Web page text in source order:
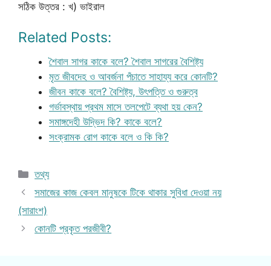
সঠিক উত্তর : খ) ভাইরাল
Related Posts:
শৈবাল সাগর কাকে বলে? শৈবাল সাগরের বৈশিষ্ট্য
মৃত জীবদেহ ও আবর্জনা পঁচাতে সাহায্য করে কোনটি?
জীবন কাকে বলে? বৈশিষ্ট্য, উৎপত্তি ও গুরুত্ব
গর্ভাবস্থায় প্রথম মাসে তলপেটে ব্যথা হয় কেন?
সমাঙ্গদেহী উদ্ভিদ কি? কাকে বলে?
সংক্রামক রোগ কাকে বলে ও কি কি?
Categories
তথ্য
সমাজের কাজ কেবল মানুষকে টিকে থাকার সুবিধা দেওয়া নয়
(সারাংশ)
কোনটি প্রকৃত পরজীবী?